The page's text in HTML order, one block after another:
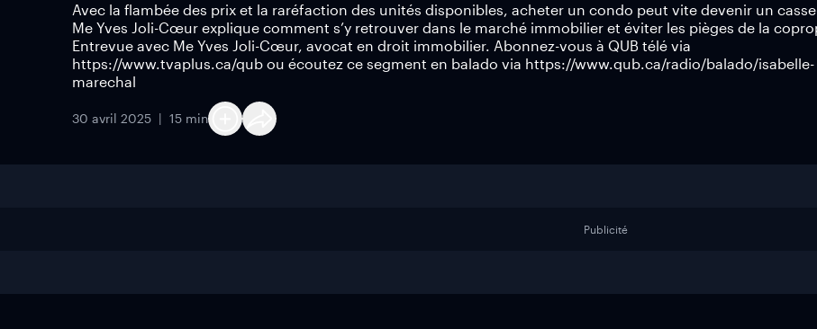
Avec la flambée des prix et la raréfaction des unités disponibles, acheter un condo peut vite devenir un
Me Yves Joli-Cœur explique comment s’y retrouver dans le marché immobilier et éviter les pièges de la
Entrevue avec Me Yves Joli-Cœur, avocat en droit immobilier. Abonnez-vous à QUB télé via
https://www.tvaplus.ca/qub ou écoutez ce segment en balado via https://www.qub.ca/radio/balado/isabelle-
marechal
30 avril 2025 15 min
Publicité